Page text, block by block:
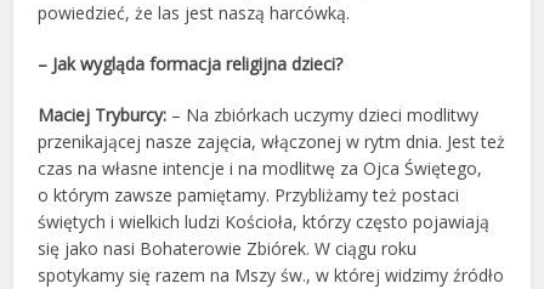
powiedzieć, że las jest naszą harcówką.
– Jak wygląda formacja religijna dzieci?
Maciej Tryburcy: – Na zbiórkach uczymy dzieci modlitwy
przenikającej nasze zajęcia, włączonej w rytm dnia. Jest też
czas na własne intencje i na modlitwę za Ojca Świętego,
o którym zawsze pamiętamy. Przybliżamy też postaci
świętych i wielkich ludzi Kościoła, którzy często pojawiają
się jako nasi Bohaterowie Zbiórek. W ciągu roku
spotykamy się razem na Mszy św., w której widzimy źródło